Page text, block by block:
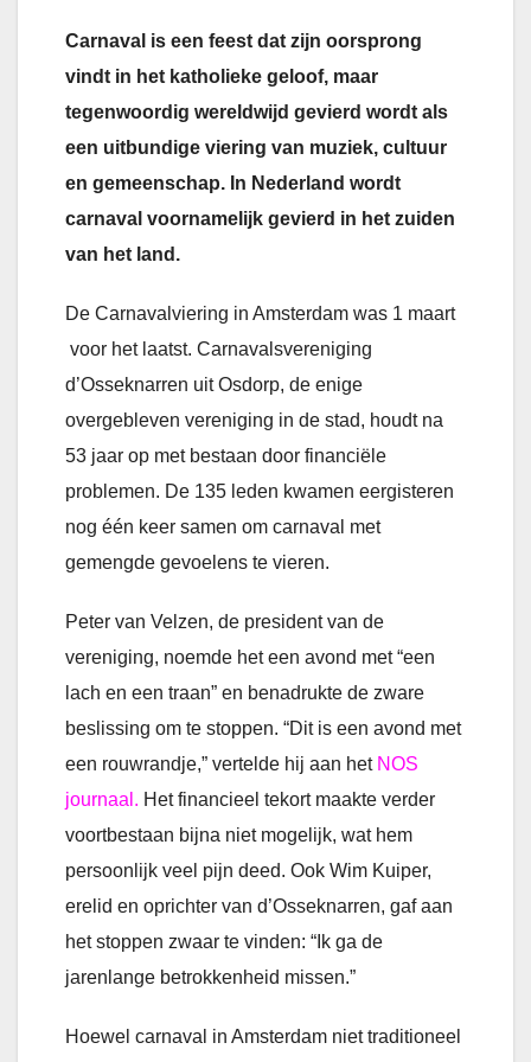
Carnaval is een feest dat zijn oorsprong
vindt in het katholieke geloof, maar
tegenwoordig wereldwijd gevierd wordt als
een uitbundige viering van muziek, cultuur
en gemeenschap. In Nederland wordt
carnaval voornamelijk gevierd in het zuiden
van het land.
De Carnavalviering in Amsterdam was 1 maart
voor het laatst. Carnavalsvereniging
d’Osseknarren uit Osdorp, de enige
overgebleven vereniging in de stad, houdt na
53 jaar op met bestaan door financiële
problemen. De 135 leden kwamen eergisteren
nog één keer samen om carnaval met
gemengde gevoelens te vieren.
Peter van Velzen, de president van de
vereniging, noemde het een avond met “een
lach en een traan” en benadrukte de zware
beslissing om te stoppen. “Dit is een avond met
een rouwrandje,” vertelde hij aan het NOS
journaal. Het financieel tekort maakte verder
voortbestaan bijna niet mogelijk, wat hem
persoonlijk veel pijn deed. Ook Wim Kuiper,
erelid en oprichter van d’Osseknarren, gaf aan
het stoppen zwaar te vinden: “Ik ga de
jarenlange betrokkenheid missen.”
Hoewel carnaval in Amsterdam niet traditioneel